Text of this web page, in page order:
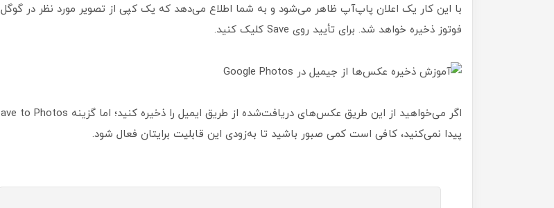
با این کار یک اعلان پاپ‌آپ ظاهر می‌شود و به شما اطلاع می‌دهد که یک کپی از تصویر مورد نظر در گوگل
فوتوز ذخیره خواهد شد. برای تأیید روی Save کلیک کنید.
پیدا نمی‌کنید، کافی است کمی صبور باشید تا به‌زودی این قابلیت برایتان فعال شود.